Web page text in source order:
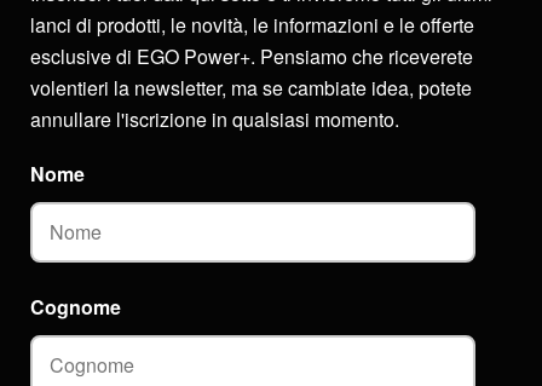
lanci di prodotti, le novità, le informazioni e le offerte
esclusive di EGO Power+. Pensiamo che riceverete
volentieri la newsletter, ma se cambiate idea, potete
annullare l'iscrizione in qualsiasi momento.
Nome
Cognome